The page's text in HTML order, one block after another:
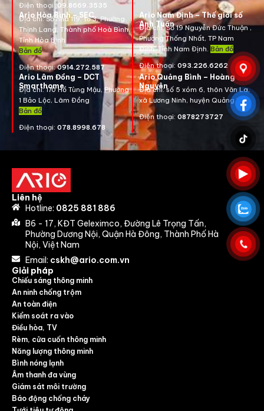
Điện thoại:09.8669.3535
Ario Hòa Bình – SEC
Địa chỉ:Số nhà 119, tổ 3, Phường
Thịnh Lang, Thành phố Hoà Bình,
Tỉnh Hòa Bình.
Bản đồ
Điện thoại:0914.272.587
Ario Nam Định – Thế giới số
Anh Tuấn
Địa chỉ:Số 19 Nguyễn Đức Thuận ,
Phường Thống Nhất, TP Nam
Định, Tỉnh Nam Định. Bản đồ
Điện thoại: 093.226.6262
Ario Lâm Đồng – DCT
Smarthome
Địa chỉ: 170 Hồ Tùng Mậu, Phường
1 Bảo Lộc, Lâm Đồng
Bản đồ
Điện thoại: 078.8998.678
Ario Quảng Bình – Hoàng
Nguyên
Địa chỉ: số 5 xóm 6, thôn Văn La,
xã Lương Ninh, huyện Quảng Bình
Điện thoại: 0878273727
Liên hệ
Hotline: 0825 881 886
B6 - 17, KĐT Geleximco, Đường Lê Trọng Tấn,
Phường Dương Nội, Quận Hà Đông, Thành Phố Hà
Nội, Việt Nam
Email: cskh@ario.com.vn
Giải pháp
Chiếu sáng thông minh
An ninh chống trộm
An toàn điện
Kiểm soát ra vào
Điều hòa, TV
Rèm, cửa cuốn thông minh
Năng lượng thông minh
Bình nóng lạnh
Âm thanh đa vùng
Giám sát môi trường
Báo động chống cháy